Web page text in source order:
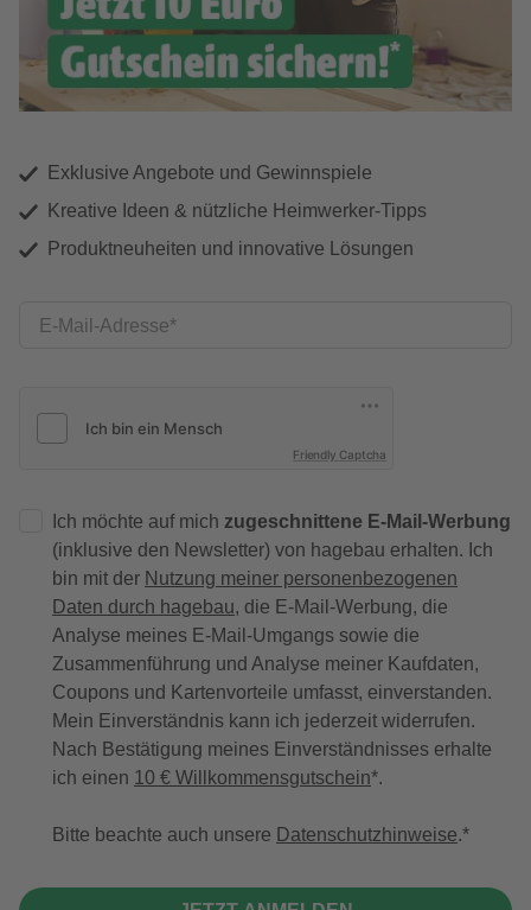
Exklusive Angebote und Gewinnspiele
Kreative Ideen & nützliche Heimwerker-Tipps
Produktneuheiten und innovative Lösungen
E-Mail-Adresse
Friendly Captcha
Ich möchte auf mich zugeschnittene E-Mail-Werbung
(inklusive den Newsletter) von hagebau erhalten. Ich
bin mit der Nutzung meiner personenbezogenen
Daten durch hagebau, die E-Mail-Werbung, die
Analyse meines E-Mail-Umgangs sowie die
Zusammenführung und Analyse meiner Kaufdaten,
Coupons und Kartenvorteile umfasst, einverstanden.
Mein Einverständnis kann ich jederzeit widerrufen.
Nach Bestätigung meines Einverständnisses erhalte
ich einen 10 € Willkommensgutschein*.
Bitte beachte auch unsere Datenschutzhinweise.